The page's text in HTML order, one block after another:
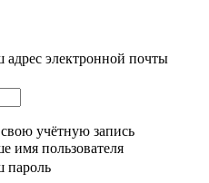
адрес электронной почты
учётную запись
имя пользователя
пароль